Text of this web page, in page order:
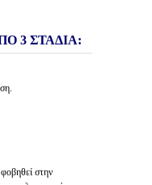
3 ΣΤΑΔΙΑ:
στην